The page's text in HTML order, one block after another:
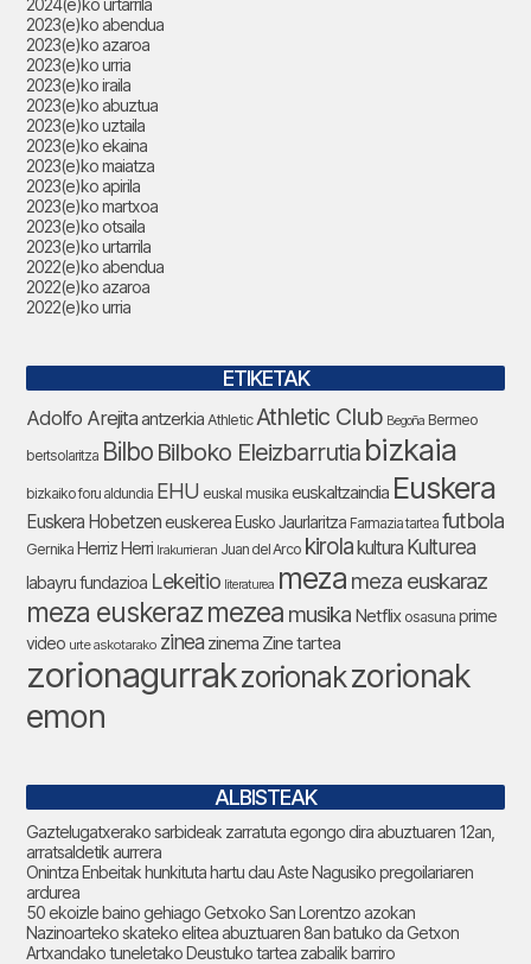
2024(e)ko urtarrila
2023(e)ko abendua
2023(e)ko azaroa
2023(e)ko urria
2023(e)ko iraila
2023(e)ko abuztua
2023(e)ko uztaila
2023(e)ko ekaina
2023(e)ko maiatza
2023(e)ko apirila
2023(e)ko martxoa
2023(e)ko otsaila
2023(e)ko urtarrila
2022(e)ko abendua
2022(e)ko azaroa
2022(e)ko urria
ETIKETAK
Adolfo Arejitaantzerkia Athletic Athletic Club Begoña Bermeo
bertsolaritza Bilbo Bilboko Eleizbarrutia bizkaia
bizkaiko foru aldundia EHU euskal musika euskaltzaindia Euskera
Euskera Hobetzeneuskerea Eusko Jaurlaritza Farmazia tartea futbola
Gernika Herriz Herri Irakurrieran Juan del Arco kirolakultura Kulturea
labayru fundazioa Lekeitio literaturea meza meza euskaraz
meza euskerazmezea musika Netflix osasuna prime
video urte askotarako zinea zinema Zine tartea
zorionagurrakzorionakzorionak
emon
ALBISTEAK
Gaztelugatxerako sarbideak zarratuta egongo dira abuztuaren 12an,
arratsaldetik aurrera
Onintza Enbeitak hunkituta hartu dau Aste Nagusiko pregoilariaren
ardurea
50 ekoizle baino gehiago Getxoko San Lorentzo azokan
Nazinoarteko skateko elitea abuztuaren 8an batuko da Getxon
Artxandako tuneletako Deustuko tartea zabalik barriro